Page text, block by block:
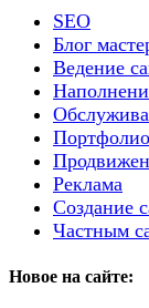
SEO
Блог
Ведение
Реклама
Создание
Частным
Новое на сайте: